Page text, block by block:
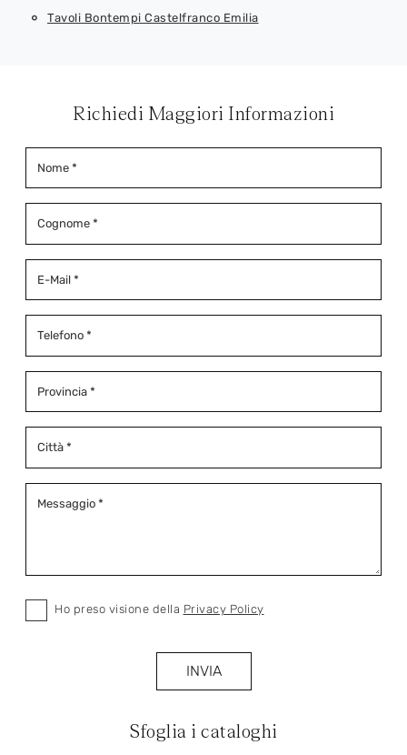
Tavoli Bontempi Castelfranco Emilia
Sfoglia i cataloghi
Richiedi Maggiori Informazioni
Ho preso visione della Privacy Policy
INVIA